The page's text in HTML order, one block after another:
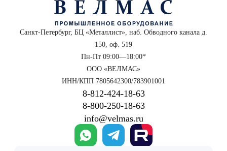
Санкт-Петербург, БЦ «Металлист», наб. Обводного канала д.
150, оф. 519
Пн-Пт 09:00—18:00*
ООО «ВЕЛМАС»
ИНН/КПП 7805642300/783901001
8‑812‑424‑18‑63
8‑800‑250‑18‑63
info@velmas.ru